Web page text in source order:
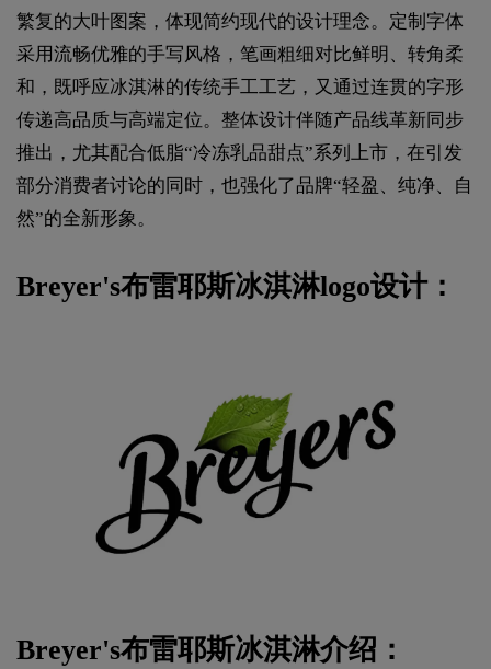
繁复的大叶图案，体现简约现代的设计理念。定制字体
采用流畅优雅的手写风格，笔画粗细对比鲜明、转角柔
和，既呼应冰淇淋的传统手工工艺，又通过连贯的字形
传递高品质与高端定位。整体设计伴随产品线革新同步
推出，尤其配合低脂“冷冻乳品甜点”系列上市，在引发
部分消费者讨论的同时，也强化了品牌“轻盈、纯净、自
然”的全新形象。
Breyer's布雷耶斯冰淇淋logo设计：
Breyer's布雷耶斯冰淇淋介绍：